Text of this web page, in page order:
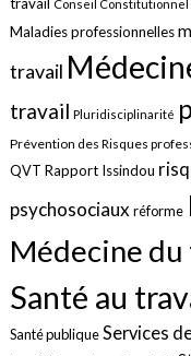
Conseil Constitutionnel
Maladies professionnelles
travail
travail Pluridisciplinarité
Prévention des Risques
QVT Rapport Issindou
psychosociaux réforme
Médecine
Santé au
Santé publique Services